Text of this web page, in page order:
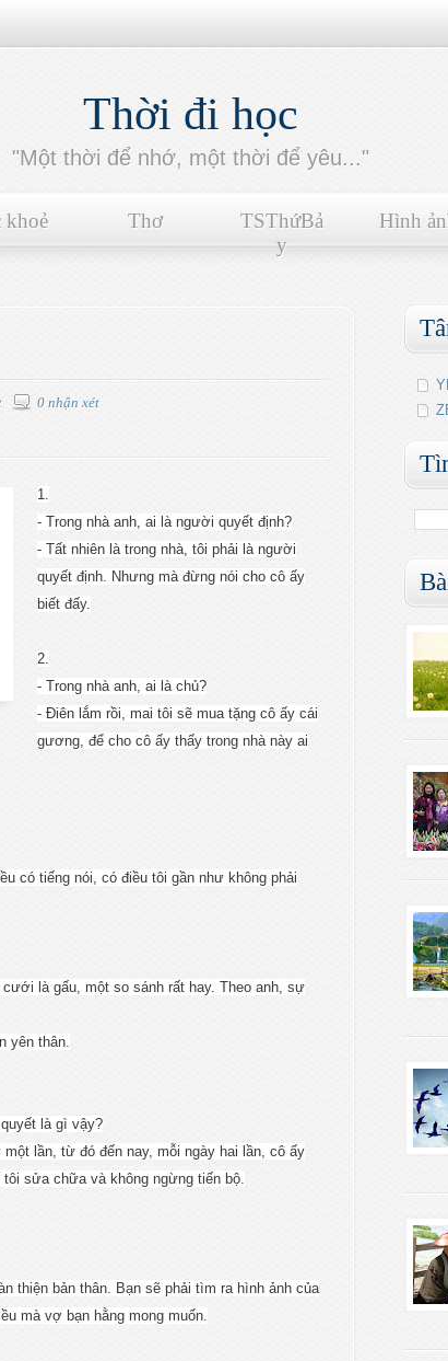
Thời đi học
"Một thời để nhớ, một thời để yêu..."
khoẻ Thơ
TSThứBả
y
Hình
0 nhận xét
1.
- Trong nhà anh, ai là người quyết định?
- Tất nhiên là trong nhà, tôi phải là người
quyết định. Nhưng mà đừng nói cho cô ấy
biết đấy.
2.
- Trong nhà anh, ai là chủ?
- Điên lắm rồi, mai tôi sẽ mua tặng cô ấy cái
gương, để cho cô ấy thấy trong nhà này ai
có tiếng nói, có điều tôi gần như không phải
là gấu, một so sánh rất hay. Theo anh, sự
yên thân.
là gì vậy?
lần, từ đó đến nay, mỗi ngày hai lần, cô ấy
sửa chữa và không ngừng tiến bộ.
thiện bản thân. Bạn sẽ phải tìm ra hình ảnh của
mà vợ bạn hằng mong muốn.